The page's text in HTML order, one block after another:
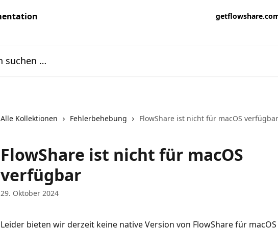
Alle Kollektionen Fehlerbehebung FlowShare ist nicht für macOS verfügbar
FlowShare ist nicht für macOS
verfügbar
29. Oktober 2024
Leider bieten wir derzeit keine native Version von FlowShare für macOS